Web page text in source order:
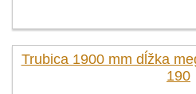
Trubica 1900 mm dĺžka
190